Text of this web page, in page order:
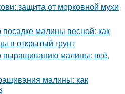
защита от морковной мухи
малины весной: как
в открытый грунт
выращиванию малины: всё,
малины: как